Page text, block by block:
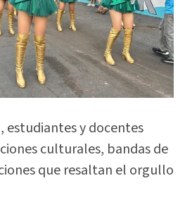
estudiantes y docentes
culturales, bandas de
que resaltan el orgullo